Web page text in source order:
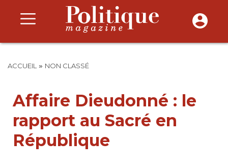
ACCUEIL » NON CLASSÉ
Affaire Dieudonné : le
rapport au Sacré en
République